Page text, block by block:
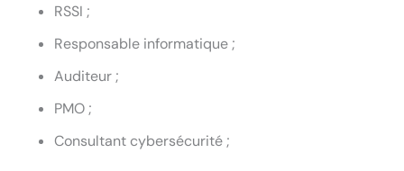
RSSI ;
Responsable informatique ;
Auditeur ;
PMO ;
Consultant cybersécurité ;